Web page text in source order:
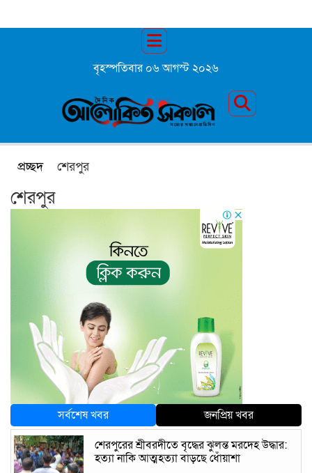
বৃহস্পতিবার ০৬ আগস্ট ২০২৬
প্রচ্ছদ শেরপুর
শেরপুর
সর্বশেষ খবর
জনপ্রিয় খবর
শেরপুরের শ্রীবরদীতে বৃদ্ধের ঝুলন্ত মরদেহ উদ্ধার:
হত্যা নাকি আত্মহত্যা বাড়ছে ধোঁয়াশা